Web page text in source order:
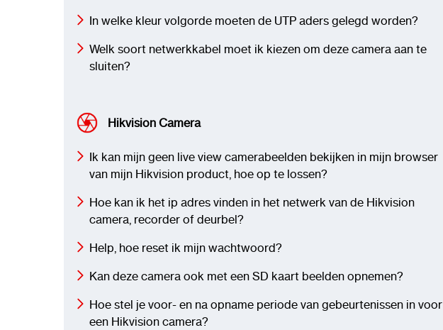
In welke kleur volgorde moeten de UTP aders gelegd worden?
Welk soort netwerkkabel moet ik kiezen om deze camera aan te
sluiten?
Hikvision Camera
Ik kan mijn geen live view camerabeelden bekijken in mijn browser
van mijn Hikvision product, hoe op te lossen?
Hoe kan ik het ip adres vinden in het netwerk van de Hikvision
camera, recorder of deurbel?
Help, hoe reset ik mijn wachtwoord?
Kan deze camera ook met een SD kaart beelden opnemen?
Hoe stel je voor- en na opname periode van gebeurtenissen in voor
een Hikvision camera?